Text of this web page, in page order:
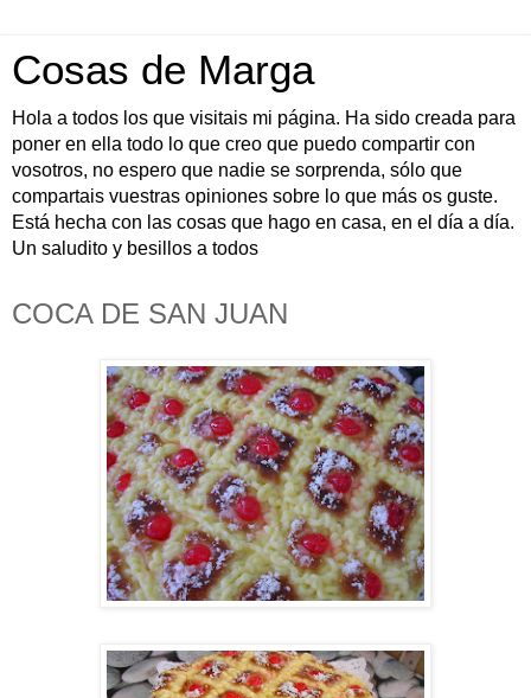
Cosas de Marga
Hola a todos los que visitais mi página. Ha sido creada para
poner en ella todo lo que creo que puedo compartir con
vosotros, no espero que nadie se sorprenda, sólo que
compartais vuestras opiniones sobre lo que más os guste.
Está hecha con las cosas que hago en casa, en el día a día.
Un saludito y besillos a todos
COCA DE SAN JUAN